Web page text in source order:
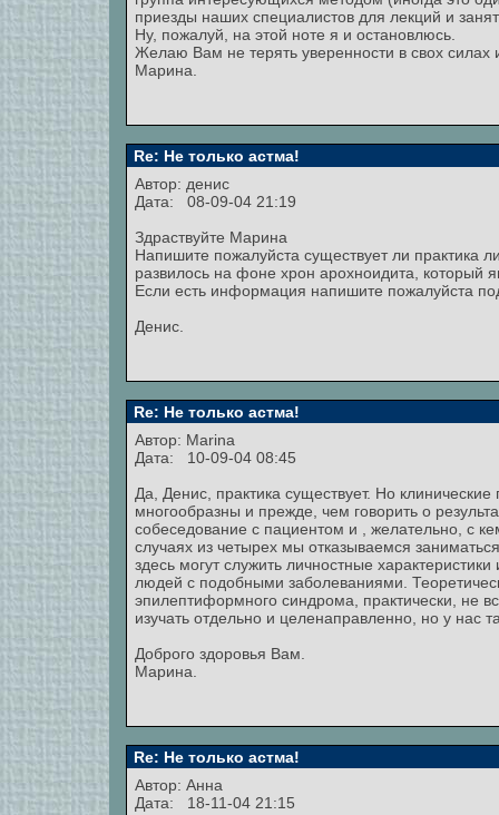
приезды наших специалистов для лекций и
Ну, пожалуй, на этой ноте я и остановлюсь.
Желаю Вам не терять уверенности в свох силах
Марина.
Re: Не только астма!
Автор: денис
Дата: 08-09-04 21:19
Здраствуйте Марина
Напишите пожалуйста существует ли практика
развилось на фоне хрон арохноидита, который
Если есть информация напишите пожалуйста
Денис.
Re: Не только астма!
Автор: Marina
Дата: 10-09-04 08:45
Да, Денис, практика существует. Но
многообразны и прежде, чем говорить о
собеседование с пациентом и , желательно, с
случаях из четырех мы отказываемся
здесь могут служить личностные
людей с подобными заболеваниями.
эпилептиформного синдрома, практически, не
изучать отдельно и целенаправленно, но у нас
Доброго здоровья Вам.
Марина.
Re: Не только астма!
Автор: Анна
Дата: 18-11-04 21:15